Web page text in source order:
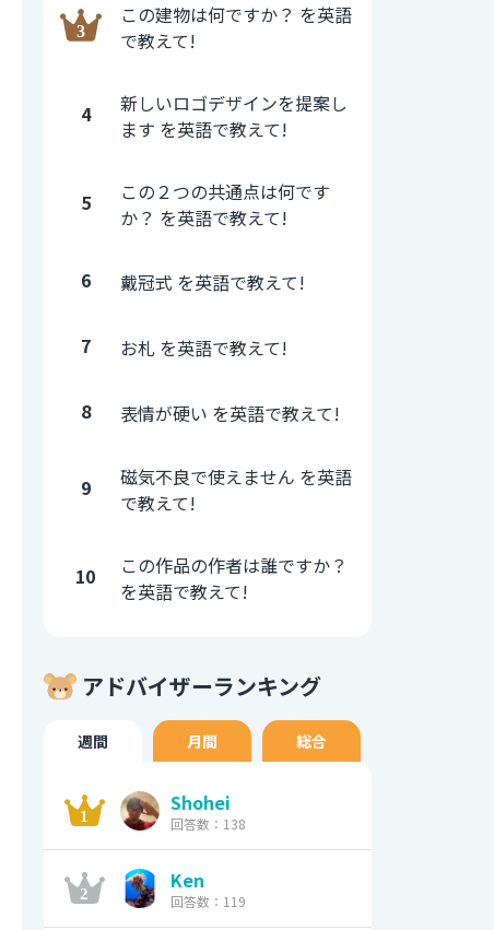
この建物は何ですか？ を英語
で教えて!
4
新しいロゴデザインを提案し
ます を英語で教えて!
5
この２つの共通点は何です
か？ を英語で教えて!
6 戴冠式 を英語で教えて!
7 お札 を英語で教えて!
8 表情が硬い を英語で教えて!
9
磁気不良で使えません を英語
で教えて!
10
この作品の作者は誰ですか？
を英語で教えて!
アドバイザーランキング
週間 月間 総合
Shohei
回答数：138
Ken
回答数：119